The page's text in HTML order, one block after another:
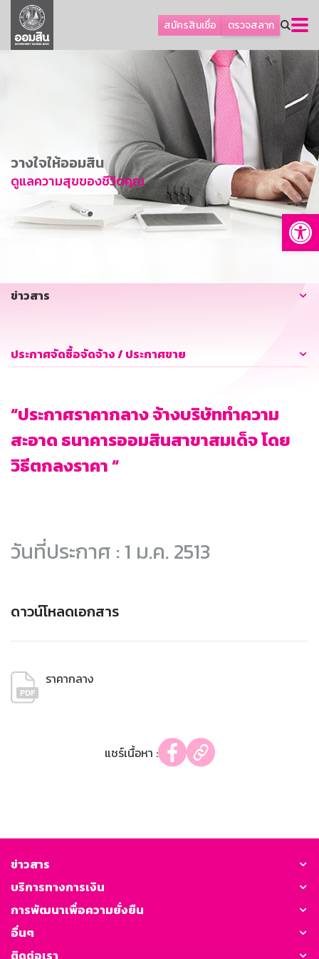
สมัครสินเชื่อ ตรวจสลาก
ลูกค้าธุรกิจ
ลูกค้าผู้ประกอบรายย่อย
การพัฒนาที่ยั่งยืน
ข่าวสาร
บริการทางการเงิน
อื่นๆ
วางใจให้ออมสิน
ดูแลความสุขของชีวิตคุณ
ข่าวสาร
ประกาศจัดซื้อจัดจ้าง / ประกาศขาย
“ประกาศราคากลาง จ้างบริษัททำความ
สะอาด ธนาคารออมสินสาขาสมเด็จ โดย
วิธีตกลงราคา “
วันที่ประกาศ : 1 ม.ค. 2513
ดาวน์โหลดเอกสาร
ราคากลาง
แชร์เนื้อหา :
ข่าวสาร
บริการทางการเงิน
การพัฒนาเพื่อความยั่งยืน
อื่นๆ